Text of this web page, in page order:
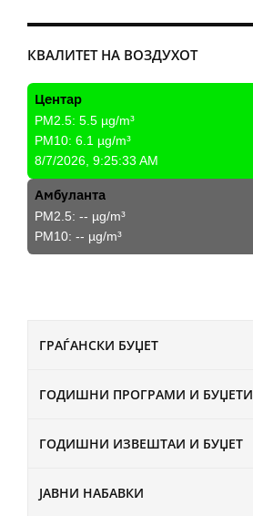
ГРАЃАНСКИ БУЏЕТ
ГОДИШНИ ПРОГРАМИ И БУЏЕТИ
ГОДИШНИ ИЗВЕШТАИ И БУЏЕТ
ЈАВНИ НАБАВКИ
КВАЛИТЕТ НА ВОЗДУХОТ
Центар
PM2.5: 5.5 µg/m³
PM10: 6.1 µg/m³
8/7/2026, 9:25:33 AM
Амбуланта
PM2.5: -- µg/m³
PM10: -- µg/m³